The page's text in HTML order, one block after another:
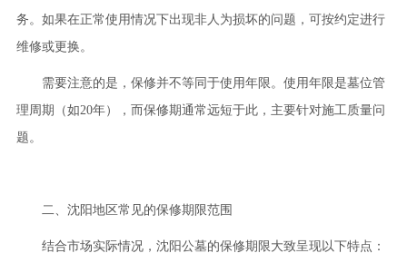
务。如果在正常使用情况下出现非人为损坏的问题，可按约定进行
维修或更换。
需要注意的是，保修并不等同于使用年限。使用年限是墓位管
理周期（如20年），而保修期通常远短于此，主要针对施工质量问
题。
二、沈阳地区常见的保修期限范围
结合市场实际情况，沈阳公墓的保修期限大致呈现以下特点：